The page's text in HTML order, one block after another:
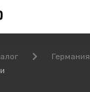
Германия